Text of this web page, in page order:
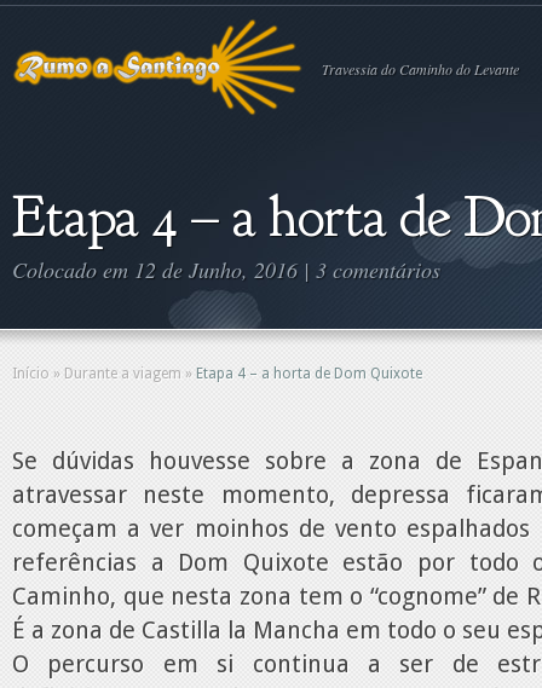
Travessia do Caminho do Levante
Etapa 4 – a horta de
Colocado em 12 de Junho, 2016 | 3 comentários
Início » Durante a viagem » Etapa 4 – a horta de Dom Quixote
Se dúvidas houvesse sobre a zona de
atravessar neste momento, depressa
começam a ver moinhos de vento espalhados
referências a Dom Quixote estão por todo
Caminho, que nesta zona tem o “cognome” de
É a zona de Castilla la Mancha em todo o seu
O percurso em si continua a ser de